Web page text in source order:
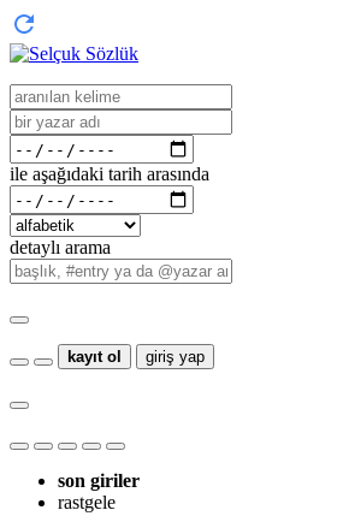
ile aşağıdaki tarih arasında
detaylı arama
kayıt ol giriş yap
son giriler
rastgele